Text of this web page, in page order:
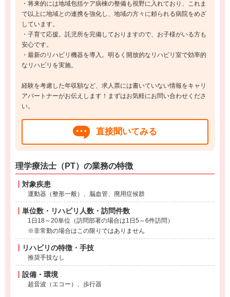
・将来的には地域包括ケア病棟の整備も視野に入れており、これま
で以上に地域との連携を強化し、地域の方々に頼られる病院をめざ
しています。
・子育て応援。託児所を完備しておりますので、お子様がいる方も
安心です。
・最新のリハビリ機器を導入。明るく開放的なリハビリ室で効率的
なリハビリを実施。
経験を考慮した年収額など、求人票には書いていない情報をキャリ
アパートナーがお伝えします！まずはお気軽にお問い合わせくださ
い。
直接聞いてみる
理学療法士（PT）の業務の特徴
対象疾患
運動器（整形一般）、脳血管、廃用症候群
単位数・リハビリ人数・訪問件数
1日18～20単位（訪問部署の場合は1日5～6件訪問）
※非常勤の場合はこの限りではありません
リハビリの特徴・手技
推奨手技なし
設備・環境
超音波（エコー）、歩行器